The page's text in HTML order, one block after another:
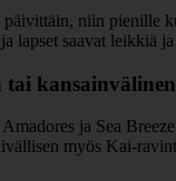
niin
lapset saavat leikkiä
tai kansainvälinen
ja Sea
myös Kai-